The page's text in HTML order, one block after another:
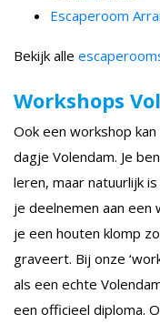
Escaperoom
Bekijk alle
Workshops
Ook een workshop
dagje Volendam. Je
leren, maar natuurlijk
je deelnemen aan een
je een houten klomp
graveert. Bij onze
als een echte
een officieel diploma.